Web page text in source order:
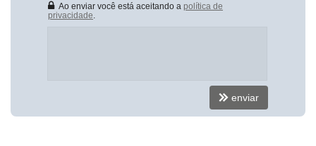
Piscina Infantil
Gás Central
ver mapa abaixo
Ao enviar você está aceitando a política de
privacidade
enviar